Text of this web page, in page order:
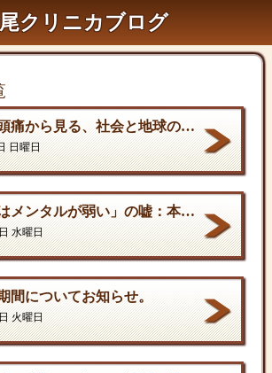
クリニカブログ
現代の片頭痛から見る、社会と地球の構造的課題
日曜日
「日本人はメンタルが弱い」の嘘：本当の弱さと、自分を守る「成熟した強さ
水曜日
間についてお知らせ。
火曜日